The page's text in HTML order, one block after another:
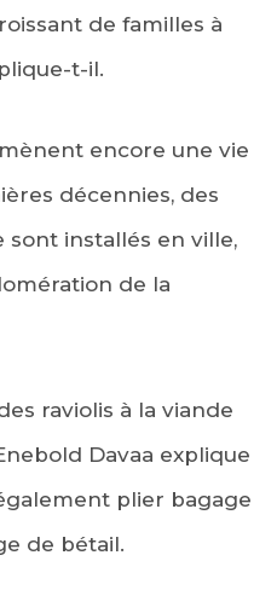
de familles à
t-il.
encore une vie
décennies, des
sont installés en ville,
de la
raviolis à la viande
Davaa explique
plier bagage
de bétail.